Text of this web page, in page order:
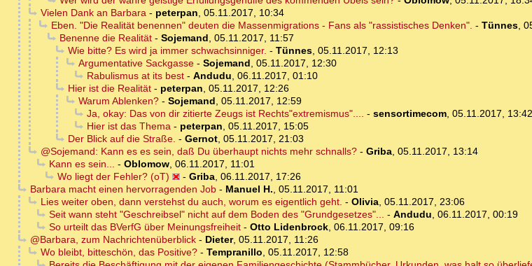
Vielen Dank an Barbara- peterpan, 05.11.2017, 10:34
Eben. "Die Realität benennen" deuten die Massenmigrations - Fans als "rassistisches Denken". - Tünnes,
Benenne die Realität- Sojemand, 05.11.2017, 11:57
Wie bitte? Es wird ja immer schwachsinniger. - Tünnes, 05.11.2017, 12:13
Argumentative Sackgasse- Sojemand, 05.11.2017, 12:30
Rabulismus at its best- Andudu, 06.11.2017, 01:10
Hier ist die Realität- peterpan, 05.11.2017, 12:26
Warum Ablenken?- Sojemand, 05.11.2017, 12:59
Ja, okay: Das von dir zitierte Zeugs ist Rechts"extremismus".... - sensortimecom, 05.11.2017, 13:42
Hier ist das Thema- peterpan, 05.11.2017, 15:05
Der Blick auf die Straße. - Gernot, 05.11.2017, 21:03
@Sojemand: Kann es es sein, daß Du überhaupt nichts mehr schnalls?- Griba, 05.11.2017, 13:14
Kann es sein... - Oblomow, 06.11.2017, 11:01
Wo liegt der Fehler? (oT)
- Griba, 06.11.2017, 17:26
Barbara macht einen hervorragenden Job- Manuel H., 05.11.2017, 11:01
Lies weiter oben, dann verstehst du auch, worum es eigentlich geht. - Olivia, 05.11.2017, 23:06
Seit wann steht "Geschreibsel" nicht auf dem Boden des "Grundgesetzes"... - Andudu, 06.11.2017, 00:19
So urteilt das BVerfG über Meinungsfreiheit- Otto Lidenbrock, 06.11.2017, 09:16
@Barbara, zum Nachrichtenüberblick- Dieter, 05.11.2017, 11:26
Wo bleibt, bitteschön, das Positive?- Tempranillo, 05.11.2017, 12:58